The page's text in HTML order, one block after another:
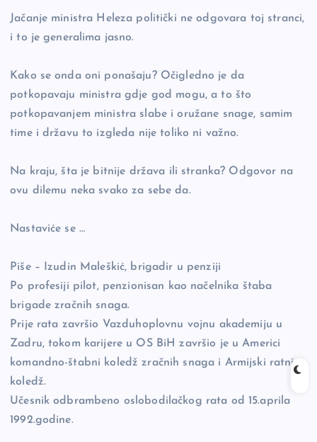
Jačanje ministra Heleza politički ne odgovara toj stranci,
i to je generalima jasno.
Kako se onda oni ponašaju? Očigledno je da
potkopavaju ministra gdje god mogu, a to što
potkopavanjem ministra slabe i oružane snage, samim
time i državu to izgleda nije toliko ni važno.
Na kraju, šta je bitnije država ili stranka? Odgovor na
ovu dilemu neka svako za sebe da.
Nastaviće se …
Piše – Izudin Maleškić, brigadir u penziji
Po profesiji pilot, penzionisan kao načelnika štaba
brigade zračnih snaga.
Prije rata završio Vazduhoplovnu vojnu akademiju u
Zadru, tokom karijere u OS BiH završio je u Americi
komandno-štabni koledž zračnih snaga i Armijski ratni
koledž.
Učesnik odbrambeno oslobodilačkog rata od 15.aprila
1992.godine.